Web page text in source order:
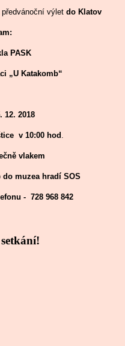
výlet do Klatov
PASK
„U Katakomb“
12. 2018
v 10:00 hod .
vlakem
muzea hradí SOS
- 728 968 842